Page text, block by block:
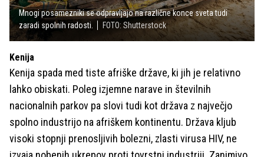
Mnogi posamezniki se odpravljajo na različne konce sveta tudi
zaradi spolnih radosti.
FOTO: Shutterstock
Kenija
Kenija spada med tiste afriške države, ki jih je relativno
lahko obiskati. Poleg izjemne narave in številnih
nacionalnih parkov pa slovi tudi kot država z največjo
spolno industrijo na afriškem kontinentu. Država kljub
visoki stopnji prenosljivih bolezni, zlasti virusa HIV, ne